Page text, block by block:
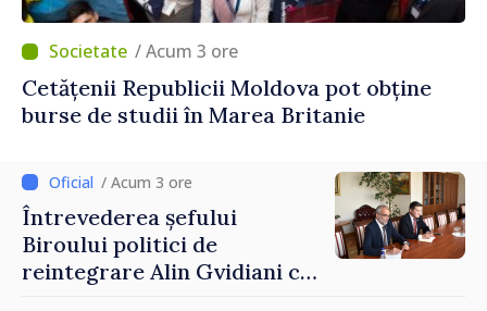
/ Acum 3 ore
Cetățenii Republicii Moldova pot obține
burse de studii în Marea Britanie
/ Acum 3 ore
Întrevederea șefului
Biroului politici de
reintegrare Alin Gvidiani cu